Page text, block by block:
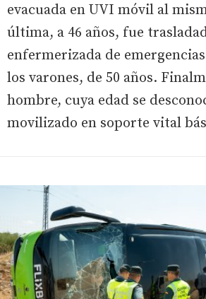
evacuada en UVI móvil al
última, a 46 años, fue
enfermerizada de
los varones, de 50 años.
hombre, cuya edad se
movilizado en soporte vital